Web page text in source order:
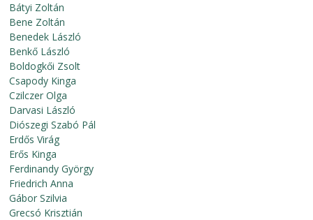
Bátyi Zoltán
Bene Zoltán
Benedek László
Benkő László
Boldogkői Zsolt
Csapody Kinga
Czilczer Olga
Darvasi László
Diószegi Szabó Pál
Erdős Virág
Erős Kinga
Ferdinandy György
Friedrich Anna
Gábor Szilvia
Grecsó Krisztián